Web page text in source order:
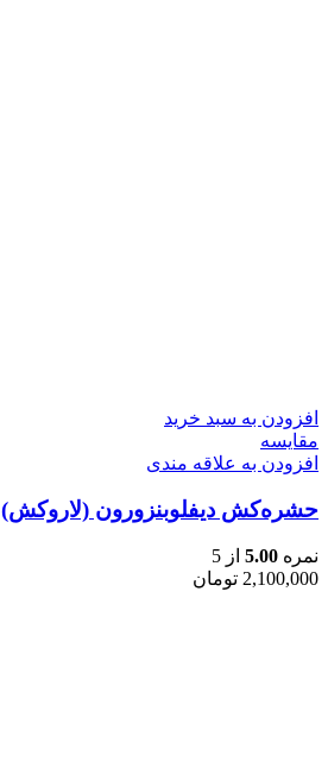
افزودن به سبد خرید
مقایسه
افزودن به علاقه مندی
حشره‌کش دیفلوبنزورون (لاروکش)
نمره 5.00 از 5
2,100,000 تومان